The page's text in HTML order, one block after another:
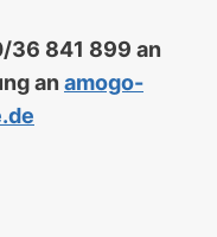
36 841 899 an
an amogo-